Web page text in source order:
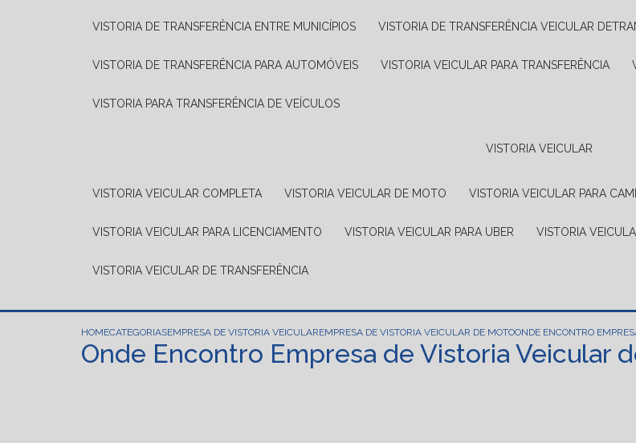
VISTORIA DE TRANSFERÊNCIA ENTRE MUNICÍPIOS VISTORIA DE TRANSFERÊNCIA VEICULAR
VISTORIA DE TRANSFERÊNCIA PARA AUTOMÓVEIS VISTORIA VEICULAR PARA TRANSFERÊNCIA
VISTORIA PARA TRANSFERÊNCIA DE VEÍCULOS
VISTORIA VEICULAR
VISTORIA VEICULAR COMPLETA VISTORIA VEICULAR DE MOTO VISTORIA VEICULAR PARA
VISTORIA VEICULAR PARA LICENCIAMENTO VISTORIA VEICULAR PARA UBER VISTORIA
VISTORIA VEICULAR DE TRANSFERÊNCIA
HOMECATEGORIASEMPRESA DE VISTORIA VEICULAREMPRESA DE VISTORIA VEICULAR DE MOTOONDE ENCONTRO
Onde Encontro Empresa de Vistoria Veicular